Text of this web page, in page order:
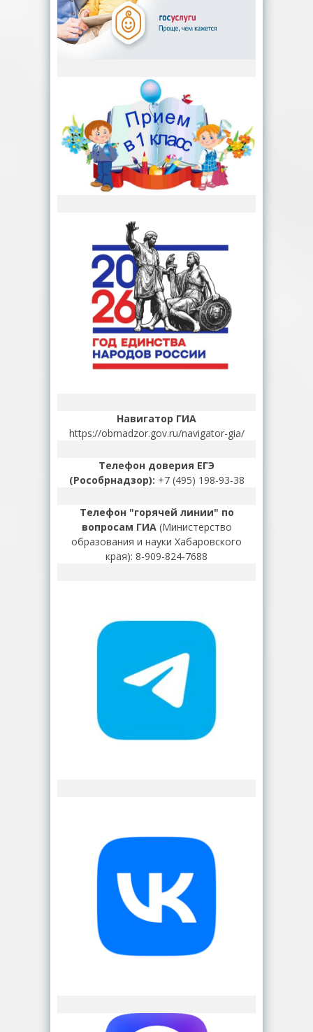
Навигатор ГИА
https://obrnadzor.gov.ru/navigator-gia/
Телефон доверия ЕГЭ
(Рособрнадзор): +7 (495) 198-93-38
Телефон "горячей линии" по
вопросам ГИА(Министерство
образования и науки Хабаровского
края): 8-909-824-7688